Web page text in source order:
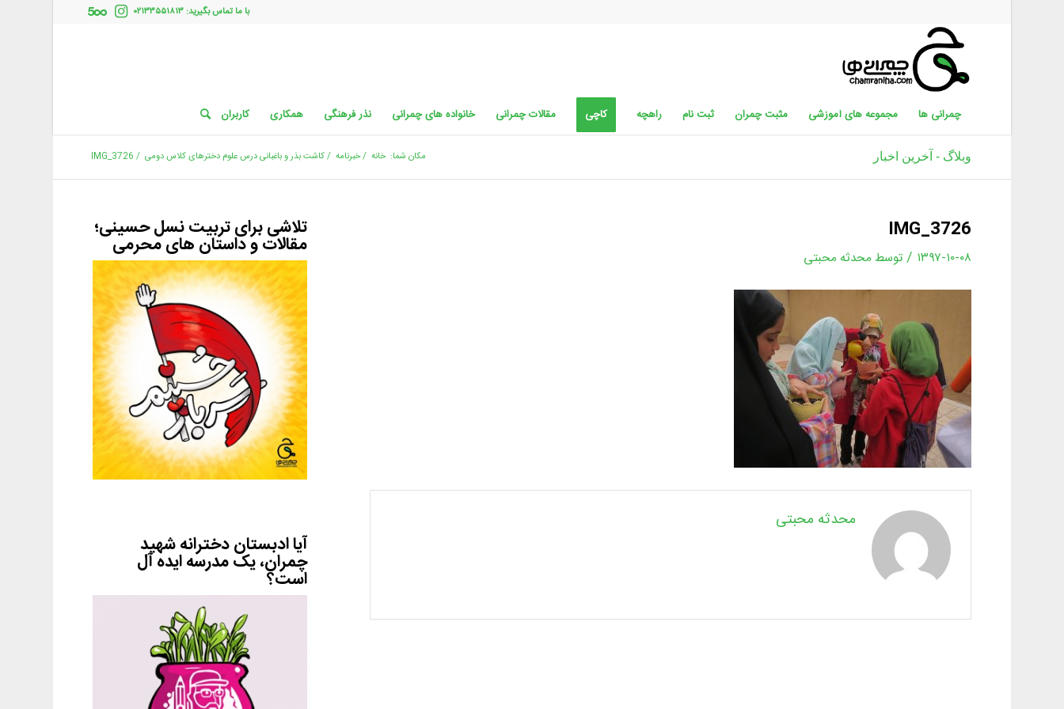
با ما تماس بگیرید: ۰۲۱۳۳۵۵۱۸۱۳
چمرانی ها مجموعه های آموزشی مثبت چمران ثبت نام راهچه کاچی مقالات چمرانی خانواده های چمرانی نذر فرهنگی همکاری کاربران
وبلاگ - آخرین اخبار مکان شما: خانه /خبرنامه /کاشت بذر و باغبانی درس علوم دخترهای کلاس دومی /
IMG_3726
IMG_3726
۱۳۹۷-۱۰-۰۸ / توسط محدثه محبتی
محدثه محبتی
تلاشی برای تربیت نسل حسینی؛
مقالات و داستان های محرمی
آیا ادبستان دخترانه شهید
چمران، یک مدرسه ایده آل
است؟